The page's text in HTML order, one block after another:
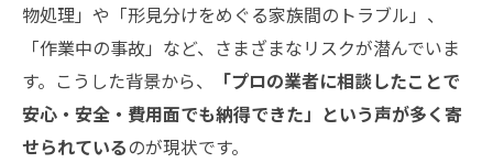
物処理」や「形見分けをめぐる家族間のトラブル」、
「作業中の事故」など、さまざまなリスクが潜んでいま
す。こうした背景から、
「プロの業者に相談したことで
安心・安全・費用面でも納得できた」という声が多く寄
せられているのが現状です。